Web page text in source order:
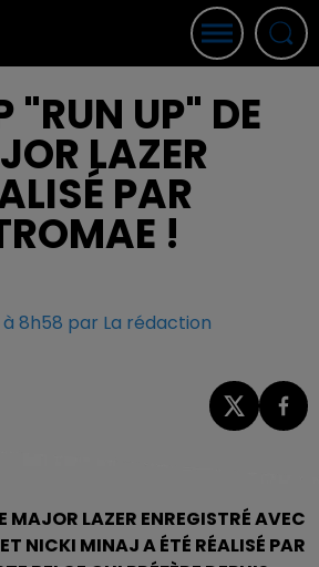
"RUN UP" DE
LAZER
PAR
!
à 8h58 par La rédaction
MAJOR LAZER ENREGISTRÉ AVEC
NICKI MINAJ A ÉTÉ RÉALISÉ PAR